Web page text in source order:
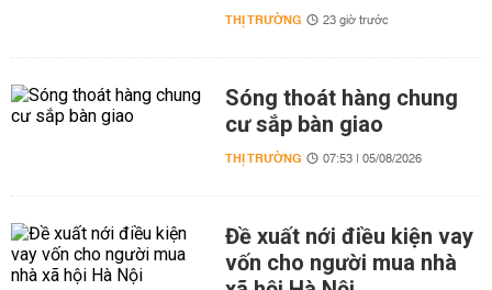
THỊ TRƯỜNG 23 giờ trước
Sóng thoát hàng chung
cư sắp bàn giao
THỊ TRƯỜNG 07:53 | 05/08/2026
Đề xuất nới điều kiện vay
vốn cho người mua nhà